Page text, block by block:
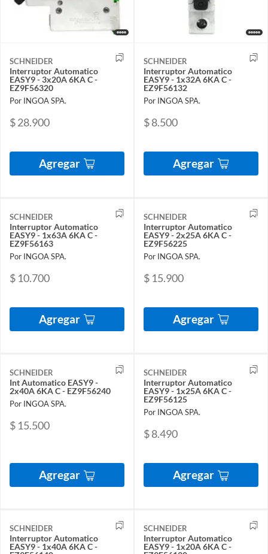
SCHNEIDER
Interruptor Automatico
EASY9 - 3x20A 6KA C -
EZ9F56320
Por INGOA SPA.
$ 28.900
Agregar
SCHNEIDER
Interruptor Automatico
EASY9 - 1x32A 6KA C -
EZ9F56132
Por INGOA SPA.
$ 8.500
Agregar
SCHNEIDER
Interruptor Automatico
EASY9 - 1x63A 6KA C -
EZ9F56163
Por INGOA SPA.
$ 10.700
Agregar
SCHNEIDER
Interruptor Automatico
EASY9 - 2x25A 6KA C -
EZ9F56225
Por INGOA SPA.
$ 15.900
Agregar
SCHNEIDER
Int Automatico EASY9 -
2x40A 6KA C - EZ9F56240
Por INGOA SPA.
$ 15.500
Agregar
SCHNEIDER
Interruptor Automatico
EASY9 - 1x25A 6KA C -
EZ9F56125
Por INGOA SPA.
$ 8.490
Agregar
SCHNEIDER
Interruptor Automatico
EASY9 - 1x40A 6KA C -
SCHNEIDER
Interruptor Automatico
EASY9 - 1x20A 6KA C -